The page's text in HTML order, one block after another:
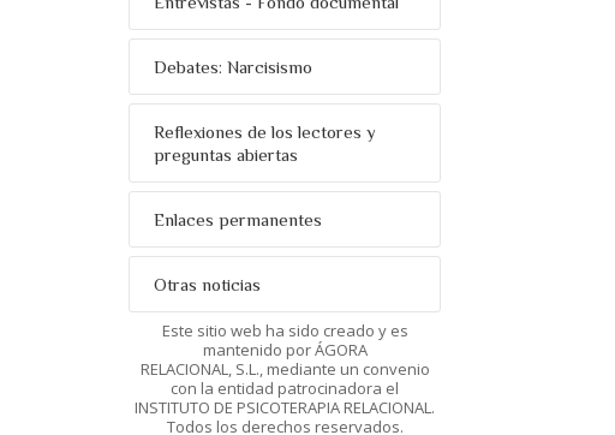
Debates: Narcisismo
Reflexiones de los lectores y
preguntas abiertas
Enlaces permanentes
Otras noticias
Este sitio web ha sido creado y es
mantenido por ÁGORA
RELACIONAL, S.L., mediante un convenio
con la entidad patrocinadora el
INSTITUTO DE PSICOTERAPIA RELACIONAL.
Todos los derechos reservados.